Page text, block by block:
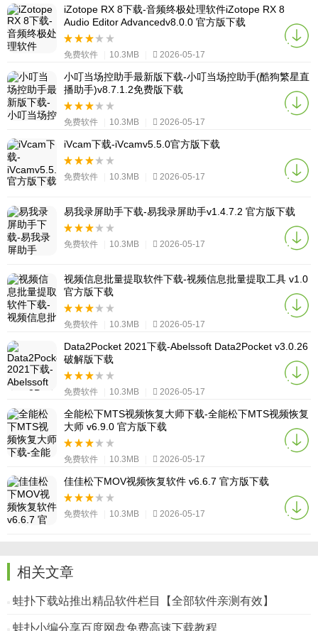
iZotope RX 8下载-音频终极处理软件iZotope RX 8
Audio Editor Advancedv8.0.0 官方版下载
免费软件 10.3MB 2026-05-17
小叮当场控助手最新版下载-小叮当场控助手(酷狗繁星直
播助手)v8.7.1.2免费版下载
免费软件 10.3MB 2026-05-17
iVcam下载-iVcamv5.5.0官方版下载
免费软件 10.3MB 2026-05-17
易我录屏助手下载-易我录屏助手v1.4.7.2 官方版下载
免费软件 10.3MB 2026-05-17
视频信息批量提取软件下载-视频信息批量提取工具 v1.0
官方版下载
免费软件 10.3MB 2026-05-17
Data2Pocket 2021下载-Abelssoft Data2Pocket v3.0.26
破解版下载
免费软件 10.3MB 2026-05-17
全能松下MTS视频恢复大师下载-全能松下MTS视频恢复
大师 v6.9.0 官方版下载
免费软件 10.3MB 2026-05-17
佳佳松下MOV视频恢复软件 v6.6.7 官方版下载
免费软件 10.3MB 2026-05-17
相关文章
蛙扑下载站推出精品软件栏目【全部软件亲测有效】
蛙扑小编分享百度网盘免费高速下载教程